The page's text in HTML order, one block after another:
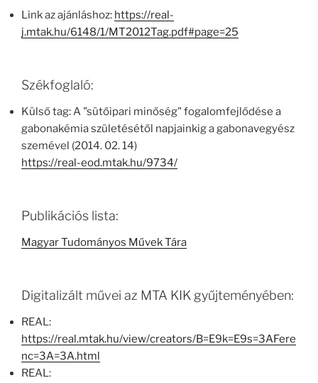
Link az ajánláshoz: https://real-
j.mtak.hu/6148/1/MT2012Tag.pdf#page=25
Székfoglaló:
Külső tag: A "sütőipari minőség" fogalomfejlődése a
gabonakémia születésétől napjainkig a gabonavegyész
szemével (2014. 02. 14)
https://real-eod.mtak.hu/9734/
Publikációs lista:
Magyar Tudományos Művek Tára
Digitalizált művei az MTA KIK gyűjteményében:
REAL:
https://real.mtak.hu/view/creators/B=E9k=E9s=3AFere
nc=3A=3A.html
REAL: